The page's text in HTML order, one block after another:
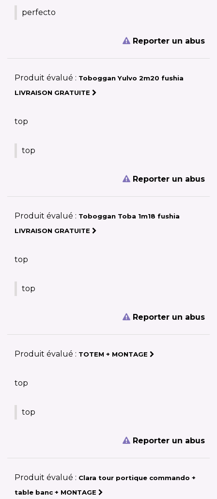
perfecto
Reporter un abus
Produit évalué : Toboggan Yulvo 2m20 fushia
LIVRAISON GRATUITE
top
top
Reporter un abus
Produit évalué : Toboggan Toba 1m18 fushia
LIVRAISON GRATUITE
top
top
Reporter un abus
Produit évalué : TOTEM + MONTAGE
top
top
Reporter un abus
Produit évalué : Clara tour portique commando +
table banc + MONTAGE